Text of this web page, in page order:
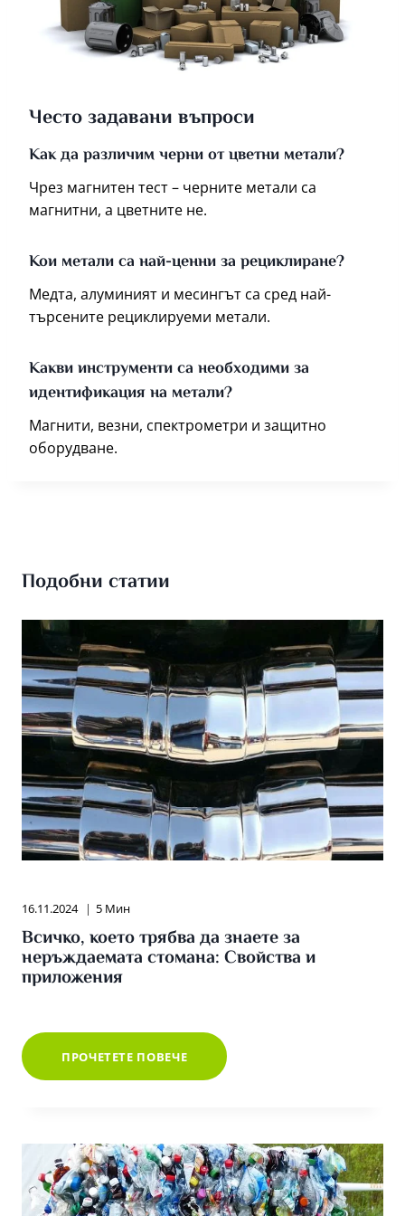
Често задавани въпроси
Как да различим черни от цветни метали?
Чрез магнитен тест – черните метали са
магнитни, а цветните не.
Кои метали са най-ценни за рециклиране?
Медта, алуминият и месингът са сред най-
търсените рециклируеми метали.
Какви инструменти са необходими за
идентификация на метали?
Магнити, везни, спектрометри и защитно
оборудване.
Подобни статии
16.11.2024 5 Мин
Всичко, което трябва да знаете за
неръждаемата стомана: Свойства и
приложения
ПРОЧЕТЕТЕ ПОВЕЧЕВСИЧКО,
КОЕТО
ТРЯБВА
СВОЙСТВА
И
ПРИЛОЖЕНИЯ